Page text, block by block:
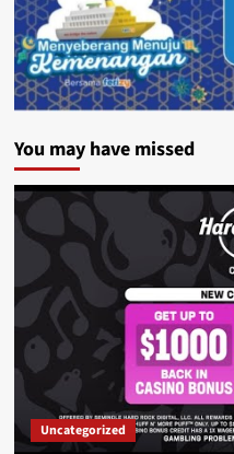
You may have missed
Uncategorized